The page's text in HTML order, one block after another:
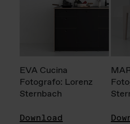
EVA Cucina
Fotografo: Lorenz
Sternbach
Download